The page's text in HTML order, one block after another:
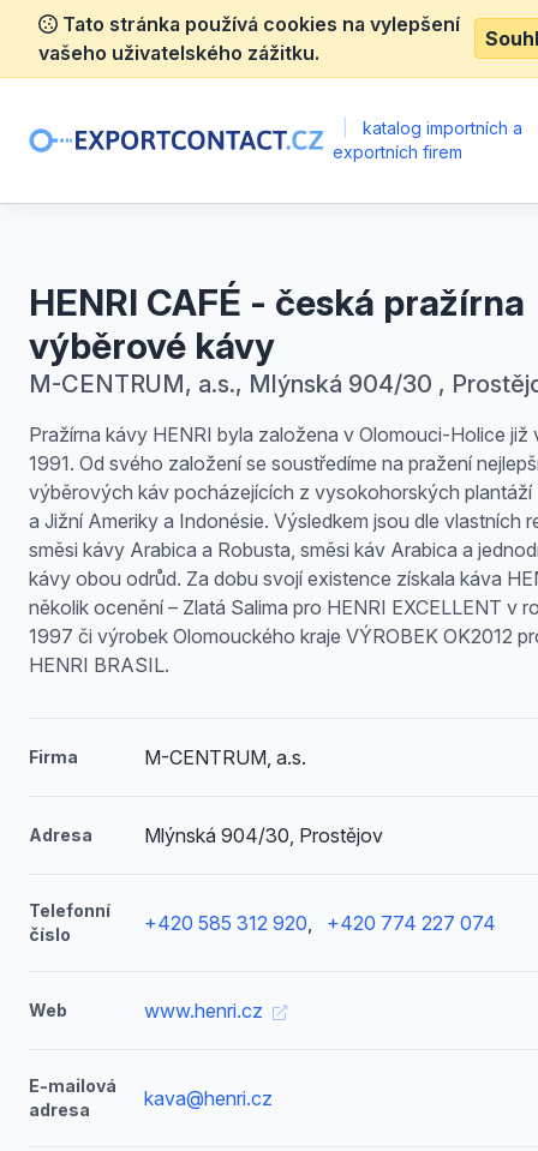
Tato stránka používá cookies na vylepšení
vašeho uživatelského zážitku.
katalog importních a
exportních firem
HENRI CAFÉ - česká pražírna
výběrové kávy
M-CENTRUM, a.s., Mlýnská 904/30 ,
Pražírna kávy HENRI byla založena v Olomouci-Holice již
1991. Od svého založení se soustředíme na pražení
výběrových káv pocházejících z vysokohorských plantáží
a Jižní Ameriky a Indonésie. Výsledkem jsou dle vlastních
směsi kávy Arabica a Robusta, směsi káv Arabica a
kávy obou odrůd. Za dobu svojí existence získala káva
několik ocenění – Zlatá Salima pro HENRI EXCELLENT v
1997 či výrobek Olomouckého kraje VÝROBEK OK2012
HENRI BRASIL.
Firma M-CENTRUM, a.s.
Adresa Mlýnská 904/30, Prostějov
Telefonní
číslo
+420 585 312 920, +420 774 227 074
Web www.henri.cz
E-mailová
adresa
kava@henri.cz